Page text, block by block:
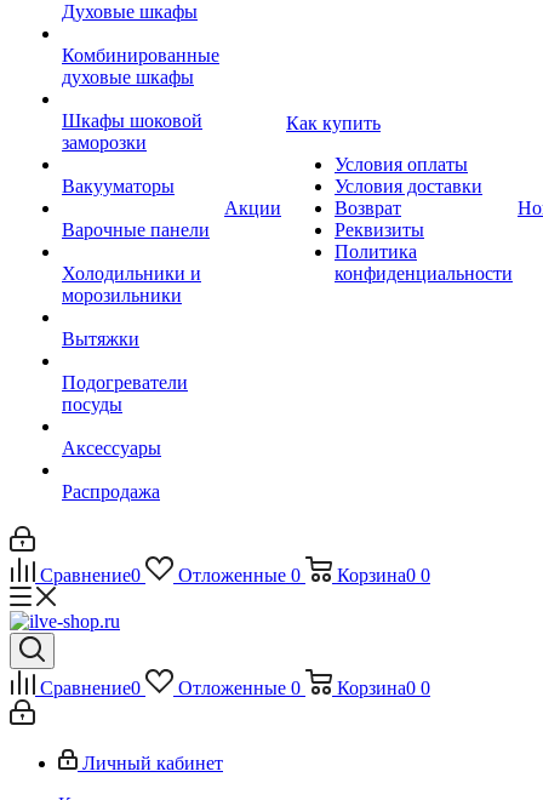
Духовые шкафы
Комбинированные
духовые шкафы
Шкафы шоковой
заморозки
Вакууматоры
Варочные панели
Холодильники и
морозильники
Вытяжки
Подогреватели
посуды
Аксессуары
Распродажа
Акции
Как купить
Условия оплаты
Условия доставки
Возврат
Реквизиты
Политика
конфиденциальности
Сравнение0 Отложенные 0 Корзина0 0
Сравнение0 Отложенные 0 Корзина0 0
Личный кабинет